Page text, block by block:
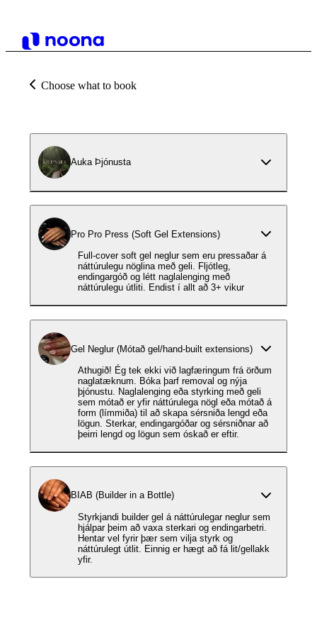
Choose what to book
Auka Þjónusta
Pro Pro Press (Soft Gel Extensions)
Full-cover soft gel neglur sem eru pressaðar á
náttúrulegu nöglina með geli. Fljótleg,
endingargóð og létt naglalenging með
náttúrulegu útliti. Endist í allt að 3+ vikur
Gel Neglur (Mótað gel/hand-built extensions)
Athugið! Ég tek ekki við lagfæringum frá örðum
naglatæknum. Bóka þarf removal og nýja
þjónustu. Naglalenging eða styrking með geli
sem mótað er yfir náttúrulega nögl eða mótað á
form (límmiða) til að skapa sérsniða lengd eða
lögun. Sterkar, endingargóðar og sérsniðnar að
þeirri lengd og lögun sem óskað er eftir.
BIAB (Builder in a Bottle)
Styrkjandi builder gel á náttúrulegar neglur sem
hjálpar þeim að vaxa sterkari og endingarbetri.
Hentar vel fyrir þær sem vilja styrk og
náttúrulegt útlit. Einnig er hægt að fá lit/gellakk
yfir.